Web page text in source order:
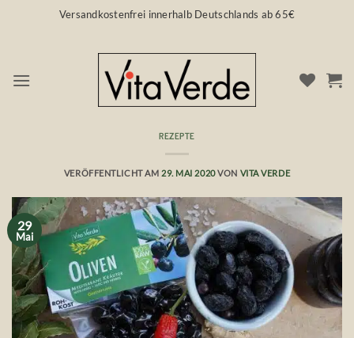
Versandkostenfrei innerhalb Deutschlands ab 65€
REZEPTE
VERÖFFENTLICHT AM 29. MAI 2020VON VITA VERDE
29
Mai